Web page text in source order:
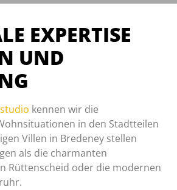
EXPERTISE
UND
kennen wir die
in den Stadtteilen
Villen in Bredeney stellen
als die charmanten
Rüttenscheid oder die modernen